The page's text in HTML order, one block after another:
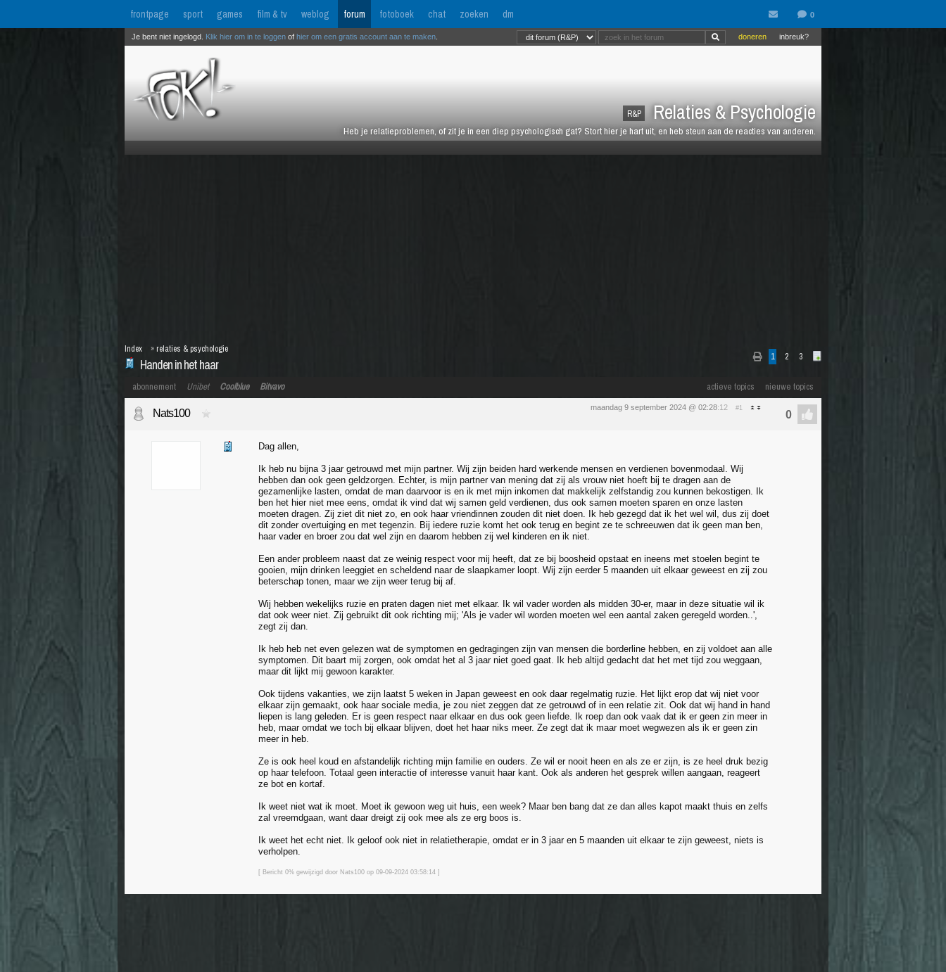
frontpage sport games film & tv weblog forum fotoboek chat zoeken dm
R&P Relaties & Psychologie
Heb je relatieproblemen, of zit je in een diep psychologisch gat? Stort hier je hart uit, en heb steun aan de reacties van anderen.
inbreuk?
doneren
Je bent niet ingelogd. Klik hier om in te loggen of hier om een gratis account aan te maken
1 2 3
Handen in het haar
Index » relaties & psychologie
actieve topics nieuwe topics
abonnement Unibet Coolblue Bitvavo
maandag 9 september 2024 @ 02:28:12 #1
Nats100
Dag allen,
Ik heb nu bijna 3 jaar getrouwd met mijn partner. Wij zijn beiden hard werkende mensen en verdienen bovenmodaal. Wij
hebben dan ook geen geldzorgen. Echter, is mijn partner van mening dat zij als vrouw niet hoeft bij te dragen aan de
gezamenlijke lasten, omdat de man daarvoor is en ik met mijn inkomen dat makkelijk zelfstandig zou kunnen bekostigen. Ik
ben het hier niet mee eens, omdat ik vind dat wij samen geld verdienen, dus ook samen moeten sparen en onze lasten
moeten dragen. Zij ziet dit niet zo, en ook haar vriendinnen zouden dit niet doen. Ik heb gezegd dat ik het wel wil, dus zij doet
dit zonder overtuiging en met tegenzin. Bij iedere ruzie komt het ook terug en begint ze te schreeuwen dat ik geen man ben,
haar vader en broer zou dat wel zijn en daarom hebben zij wel kinderen en ik niet.
Een ander probleem naast dat ze weinig respect voor mij heeft, dat ze bij boosheid opstaat en ineens met stoelen begint te
gooien, mijn drinken leeggiet en scheldend naar de slaapkamer loopt. Wij zijn eerder 5 maanden uit elkaar geweest en zij zou
beterschap tonen, maar we zijn weer terug bij af.
Wij hebben wekelijks ruzie en praten dagen niet met elkaar. Ik wil vader worden als midden 30-er, maar in deze situatie wil ik
dat ook weer niet. Zij gebruikt dit ook richting mij; 'Als je vader wil worden moeten wel een aantal zaken geregeld worden..',
zegt zij dan.
Ik heb heb net even gelezen wat de symptomen en gedragingen zijn van mensen die borderline hebben, en zij voldoet aan alle
symptomen. Dit baart mij zorgen, ook omdat het al 3 jaar niet goed gaat. Ik heb altijd gedacht dat het met tijd zou weggaan,
maar dit lijkt mij gewoon karakter.
Ook tijdens vakanties, we zijn laatst 5 weken in Japan geweest en ook daar regelmatig ruzie. Het lijkt erop dat wij niet voor
elkaar zijn gemaakt, ook haar sociale media, je zou niet zeggen dat ze getrouwd of in een relatie zit. Ook dat wij hand in hand
liepen is lang geleden. Er is geen respect naar elkaar en dus ook geen liefde. Ik roep dan ook vaak dat ik er geen zin meer in
heb, maar omdat we toch bij elkaar blijven, doet het haar niks meer. Ze zegt dat ik maar moet wegwezen als ik er geen zin
meer in heb.
Ze is ook heel koud en afstandelijk richting mijn familie en ouders. Ze wil er nooit heen en als ze er zijn, is ze heel druk bezig
op haar telefoon. Totaal geen interactie of interesse vanuit haar kant. Ook als anderen het gesprek willen aangaan, reageert
ze bot en kortaf.
Ik weet niet wat ik moet. Moet ik gewoon weg uit huis, een week? Maar ben bang dat ze dan alles kapot maakt thuis en zelfs
zal vreemdgaan, want daar dreigt zij ook mee als ze erg boos is.
Ik weet het echt niet. Ik geloof ook niet in relatietherapie, omdat er in 3 jaar en 5 maanden uit elkaar te zijn geweest, niets is
verholpen.
[ Bericht 0% gewijzigd door Nats100 op 09-09-2024 03:58:14 ]